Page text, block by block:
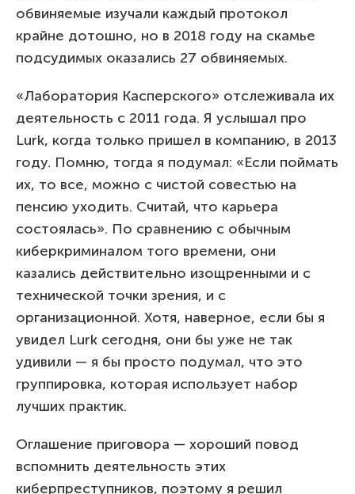
обвиняемые изучали каждый протокол
крайне дотошно, но в 2018 году на скамье
подсудимых оказались 27 обвиняемых.
«Лаборатория Касперского» отслеживала их
деятельность с 2011 года. Я услышал про
Lurk, когда только пришел в компанию, в 2013
году. Помню, тогда я подумал: «Если поймать
их, то все, можно с чистой совестью на
пенсию уходить. Считай, что карьера
состоялась». По сравнению с обычным
киберкриминалом того времени, они
казались действительно изощренными и с
технической точки зрения, и с
организационной. Хотя, наверное, если бы я
увидел Lurk сегодня, они бы уже не так
удивили — я бы просто подумал, что это
группировка, которая использует набор
лучших практик.
Оглашение приговора — хороший повод
вспомнить деятельность этих
киберпреступников, поэтому я решил